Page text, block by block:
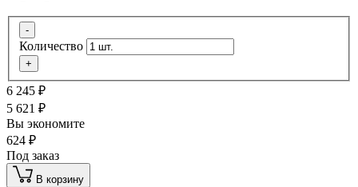
-
Количество
+
6 245 ₽
5 621 ₽
Вы экономите
624 ₽
Под заказ
В корзину